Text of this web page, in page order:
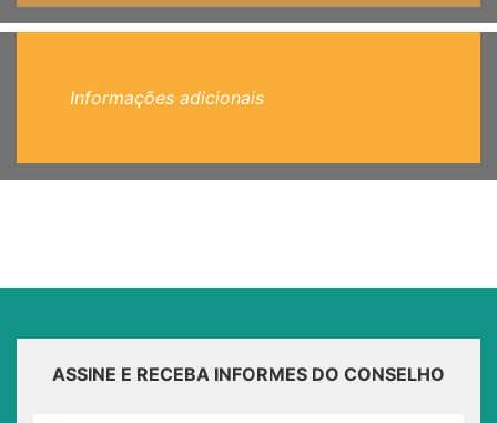
Informações adicionais
ASSINE E RECEBA INFORMES DO CONSELHO